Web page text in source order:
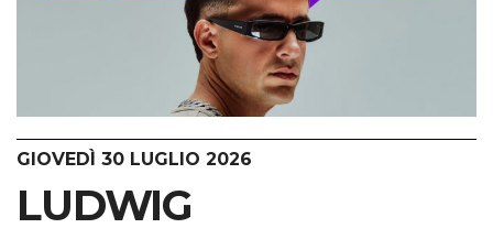
GIOVEDÌ 30 LUGLIO 2026
LUDWIG